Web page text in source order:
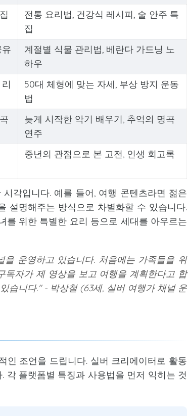
전통 요리법, 건강식 레시피, 술 안주 특
집
계절별 식물 관리법, 베란다 가드닝 노
하우
50대 체형에 맞는 자세, 부상 방지 운동
법
늦게 시작한 악기 배우기, 추억의 명곡
연주
중년의 관점으로 본 고전, 인생 회고록
각입니다. 예를 들어, 여행 콘텐츠라면 젊은
설명해주는 방식으로 차별화할 수 있습니다.
를 위한 특별한 요리 등으로 세대를 아우르는
운영하고 있습니다. 처음에는 가족들을 위
독자가 제 영상을 보고 여행을 계획한다고 합
습니다." - 박상철 (63세, 실버 여행가 채널 운
인 조언을 드립니다. 실버 크리에이터로 활동
각 플랫폼별 특징과 사용법을 먼저 익히는 것